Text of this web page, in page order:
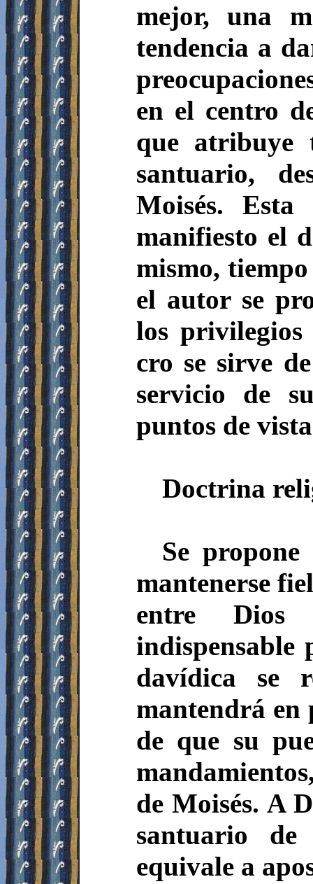
mejor, una
tendencia a
en el centro
que atribuye
santuario,
Moisés. Esta
manifiesto el
mismo,
el autor se
los
cro­ se sirve
servicio de
puntos de
Doctrina
Se
mantenerse
entre Dios
indispensable
davídica se
mantendrá en
de que su
de Moisés. A
santuario de
equivale a